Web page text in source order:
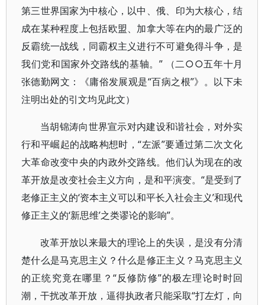
第三世界国家为中核心，以中、俄、印为大核心，结
成在某种程度上包括欧盟、加拿大等在内的最广泛的
反霸统一战线，同霸权主义进行不可避免得斗争，是
我们党和国家外交路线的基轴。” （二○○五年十月
张德勤网文：《庸俗发展观是“百病之根”》。以下未
注明出处的引文均见此文）
当胡锦涛向世界宣示对内建设和谐社会，对外实
行和平崛起的战略构想时，“左派”要通过第二次文化
大革命改变中央的内政外交路线。他们认为现在的改
革开放是改变社会主义方向，是和平演变。“是受到了
老修正主义的‘资本主义可以和平长入社会主义’和现代
修正主义的‘新思维’之类谬论的影响”。
改革开放以来最大的理论上的失误，是没有分清
楚什么是马克思主义？什么是修正主义？马克思主义
的正统究竟在哪里？“反修防修”的极左理论时时回
潮，干扰改革开放，逼得执政者只能采取“打左灯，向